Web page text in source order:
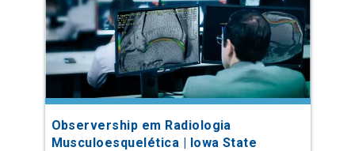
Observership em Radiologia
Musculoesquelética | Iowa State